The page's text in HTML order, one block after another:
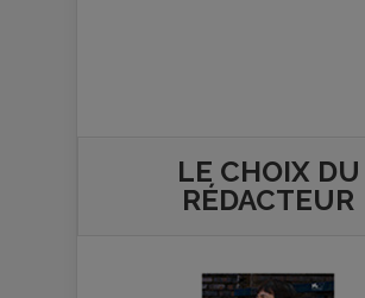
LE CHOIX DU
RÉDACTEUR